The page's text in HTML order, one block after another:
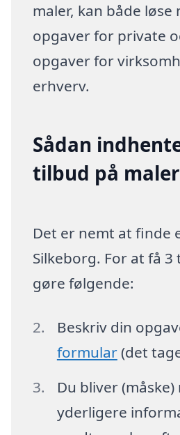
maler, kan både løse
opgaver for private
opgaver for
erhverv.
Sådan
tilbud på
Det er nemt at finde
Silkeborg. For at få 3
gøre følgende:
Beskriv din
formular(det
Du bliver
yderligere